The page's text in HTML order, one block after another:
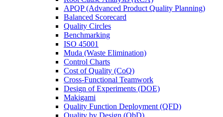
APQP (Advanced Product Quality Planning)
Balanced Scorecard
Quality Circles
Benchmarking
ISO 45001
Muda (Waste Elimination)
Control Charts
Cost of Quality (CoQ)
Cross-Functional Teamwork
Design of Experiments (DOE)
Makigami
Quality Function Deployment (QFD)
Quality by Design (QbD)